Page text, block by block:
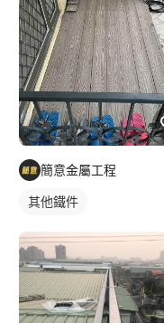
簡意金屬工程
其他鐵件